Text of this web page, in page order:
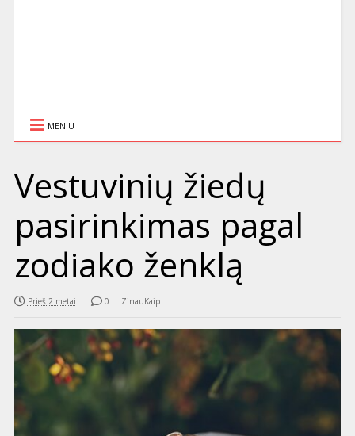
MENIU
Vestuvinių žiedų
pasirinkimas pagal
zodiako ženklą
Prieš 2 metai 0 ZinauKaip